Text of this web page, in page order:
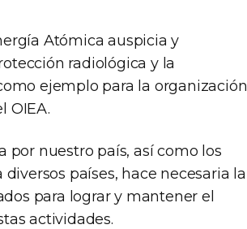
Atómica auspicia y
radiológica y la
ejemplo para la organización
OIEA.
nuestro país, así como los
países, hace necesaria la
para lograr y mantener el
actividades.